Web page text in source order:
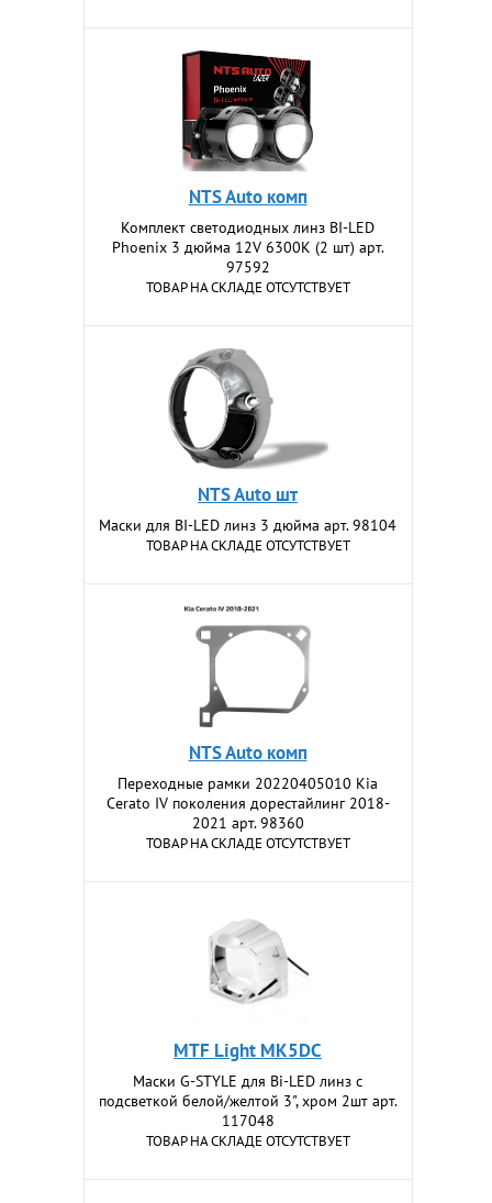
NTS Auto комп
Комплект светодиодных линз BI-LED
Phoenix 3 дюйма 12V 6300K (2 шт) арт.
97592
ТОВАР НА СКЛАДЕ ОТСУТСТВУЕТ
NTS Auto шт
Маски для BI-LED линз 3 дюйма арт. 98104
ТОВАР НА СКЛАДЕ ОТСУТСТВУЕТ
NTS Auto комп
Переходные рамки 20220405010 Kia
Cerato IV поколения дорестайлинг 2018-
2021 арт. 98360
ТОВАР НА СКЛАДЕ ОТСУТСТВУЕТ
MTF Light MK5DC
Маски G-STYLE для Bi-LED линз с
подсветкой белой/желтой 3", хром 2шт арт.
117048
ТОВАР НА СКЛАДЕ ОТСУТСТВУЕТ